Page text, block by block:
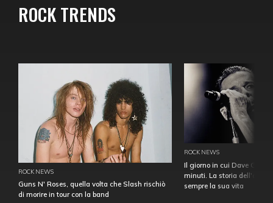
ROCK TRENDS
ROCK NEWS
Guns N' Roses, quella volta che Slash rischiò
di morire in tour con la band
ROCK NEWS
Il giorno in cui Dave
minuti. La storia
sempre la sua vita